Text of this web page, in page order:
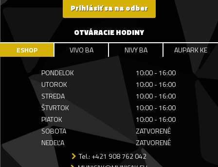
Prihlásiť sa na odber
OTVÁRACIE HODINY
ESHOP VIVO BA NIVY BA AUPARK KE
PONDELOK
10:00 - 16:00
UTOROK
10:00 - 16:00
STREDA
10:00 - 16:00
ŠTVRTOK
10:00 - 16:00
PIATOK
10:00 - 16:00
SOBOTA
ZATVORENÉ
NEDEĽA
ZATVORENÉ
Tel.: +421 908 762 042